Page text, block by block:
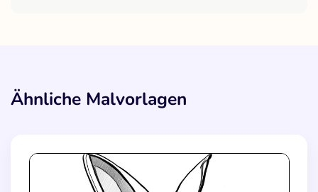
Ähnliche Malvorlagen